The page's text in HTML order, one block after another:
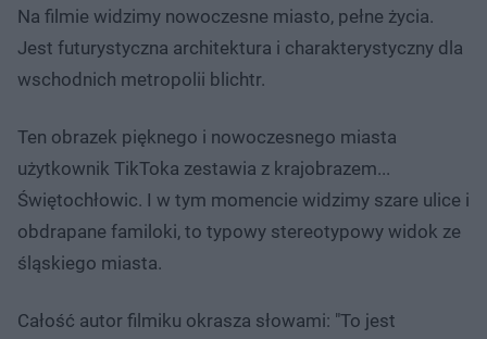
Na filmie widzimy nowoczesne miasto, pełne życia.
Jest futurystyczna architektura i charakterystyczny dla
wschodnich metropolii blichtr.
Ten obrazek pięknego i nowoczesnego miasta
użytkownik TikToka zestawia z krajobrazem...
Świętochłowic. I w tym momencie widzimy szare ulice i
obdrapane familoki, to typowy stereotypowy widok ze
śląskiego miasta.
Całość autor filmiku okrasza słowami: "To jest